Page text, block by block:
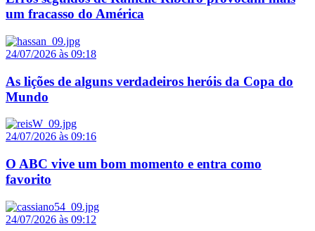
um fracasso do América
24/07/2026 às 09:18
As lições de alguns verdadeiros heróis da Copa do
Mundo
24/07/2026 às 09:16
O ABC vive um bom momento e entra como
favorito
24/07/2026 às 09:12